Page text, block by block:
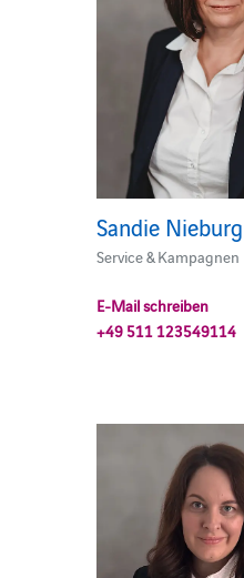
Sandie Nieburg
Service & Kampagnen
E-Mail schreiben
+49 511 123549114